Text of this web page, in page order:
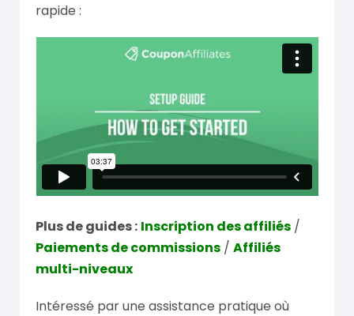
rapide :
Plus de guides : Inscription des affiliés /
Paiements de commissions / Affiliés
multi-niveaux
Intéressé par une assistance pratique où